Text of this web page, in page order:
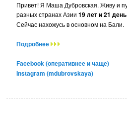
Привет! Я Маша Дубровская. Живу и
разных странах Азии19 лет и 21 день
Сейчас нахожусь в основном на Бали.
Подробнее
Facebook (оперативнее и чаще)
Instagram (mdubrovskaya)